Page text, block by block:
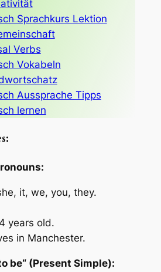
Sprachkurs Lektion
Verbs
Vokabeln
Aussprache Tipps
lernen
it, we, you, they.
years old.
in Manchester.
be“ (Present Simple):